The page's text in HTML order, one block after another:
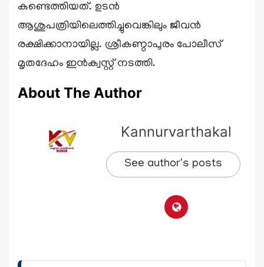
കണ്ടെത്തിയത്. ഉടൻ
ആശുപത്രിയിലെത്തിച്ചുവെങ്കിലും ജീവൻ
രക്ഷിക്കാനായില്ല. ശ്രീകണ്ഠാപുരം പോലീസ്
മൃതദേഹം ഇൻക്വസ്റ്റ് നടത്തി.
About The Author
Kannurvarthakal
See author's posts